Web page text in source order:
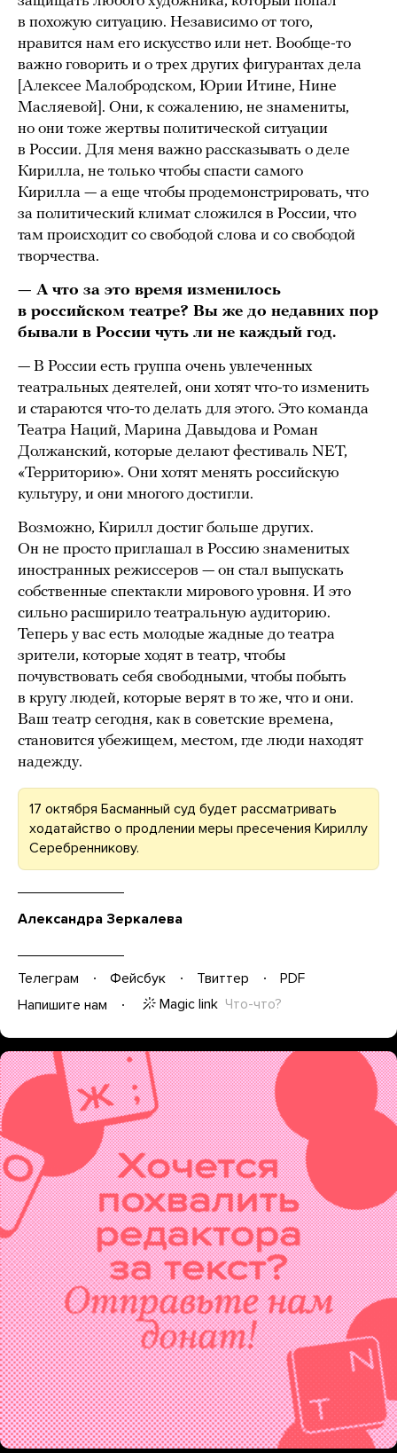
в похожую ситуацию. Независимо от того,
нравится нам его искусство или нет. Вообще-то
важно говорить и о трех других фигурантах дела
[Алексее Малобродском, Юрии Итине, Нине
Масляевой]. Они, к сожалению, не знамениты,
но они тоже жертвы политической ситуации
в России. Для меня важно рассказывать о деле
Кирилла, не только чтобы спасти самого
Кирилла — а еще чтобы продемонстрировать, что
за политический климат сложился в России, что
там происходит со свободой слова и со свободой
творчества.
— А что за это время изменилось
в российском театре? Вы же до недавних пор
бывали в России чуть ли не каждый год.
— В России есть группа очень увлеченных
театральных деятелей, они хотят что-то изменить
и стараются что-то делать для этого. Это команда
Театра Наций, Марина Давыдова и Роман
Должанский, которые делают фестиваль NET,
«Территорию». Они хотят менять российскую
культуру, и они многого достигли.
Возможно, Кирилл достиг больше других.
Он не просто приглашал в Россию знаменитых
иностранных режиссеров — он стал выпускать
собственные спектакли мирового уровня. И это
сильно расширило театральную аудиторию.
Теперь у вас есть молодые жадные до театра
зрители, которые ходят в театр, чтобы
почувствовать себя свободными, чтобы побыть
в кругу людей, которые верят в то же, что и они.
Ваш театр сегодня, как в советские времена,
становится убежищем, местом, где люди находят
надежду.
17 октября Басманный суд будет рассматривать
ходатайство о продлении меры пресечения Кириллу
Серебренникову.
Александра Зеркалева
Телеграм Фейсбук Твиттер
PDF
Напишите нам
Magic link Что-что?